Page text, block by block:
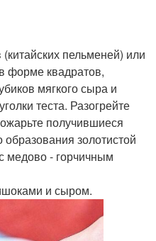
пельменей) или
форме квадратов,
мягкого сыра и
теста. Разогрейте
получившиеся
золотистой
медово - горчичным
и сыром.